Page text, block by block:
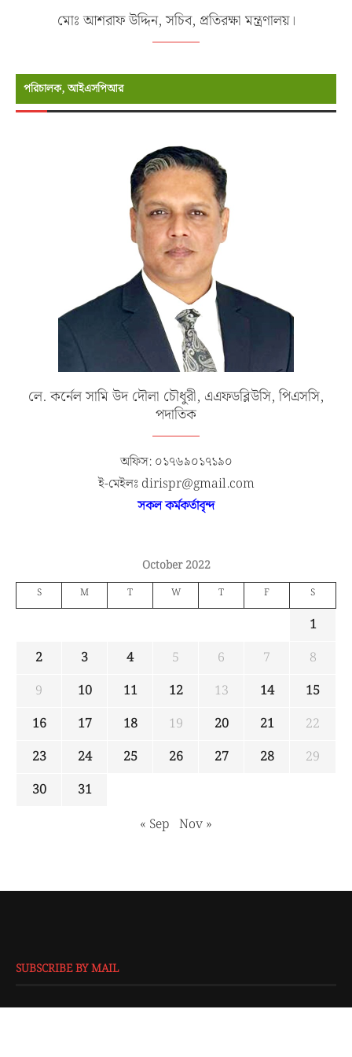
মোঃ আশরাফ উদ্দিন, সচিব, প্রতিরক্ষা মন্ত্রণালয়।
পরিচালক, আইএসপিআর
লে. কর্নেল সামি উদ দৌলা চৌধুরী, এএফডব্লিউসি, পিএসসি,
পদাতিক
অফিস: ০১৭৬৯০১৭১৯০
ই-মেইলঃ dirispr@gmail.com
সকল কর্মকর্তাবৃন্দ
October 2022
S M T W T F S
1
2
3 4 5 6 7
8
9
10 11 12 13 14
15
16
17 18 19 20 21
22
23
24 25 26 27 28
29
30
31
« Sep Nov »
SUBSCRIBE BY MAIL